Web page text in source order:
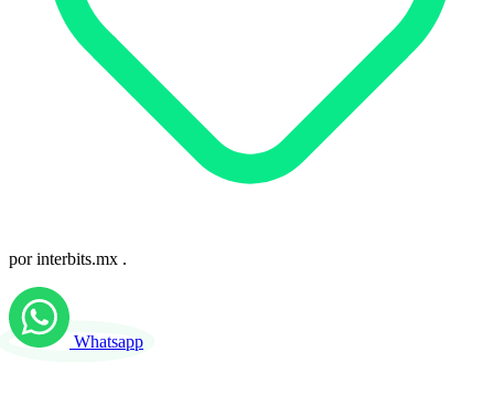
porinterbits.mx .
Whatsapp